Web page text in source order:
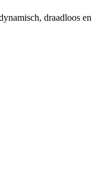
draadloos en